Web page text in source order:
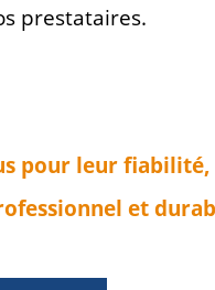
prestataires.
pour leur fiabilité,
et